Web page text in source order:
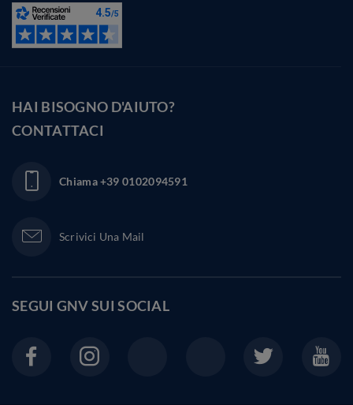
HAI BISOGNO D'AIUTO?
CONTATTACI
Chiama+39 0102094591
Scrivici Una Mail
SEGUI GNV SUISOCIAL